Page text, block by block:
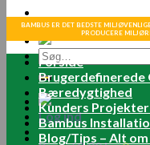
Søg
efter:
Log ind
BAMBUS ER DET BEDSTE
PRODUCERE
Forside
Brugerdefinerede
Bæredygtighed
Kunders
Bambus
Blog/Tips – Alt